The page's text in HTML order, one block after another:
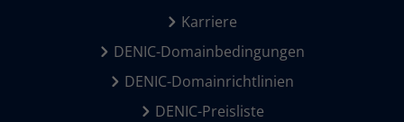
Karriere
DENIC-Domainbedingungen
DENIC-Domainrichtlinien
DENIC-Preisliste